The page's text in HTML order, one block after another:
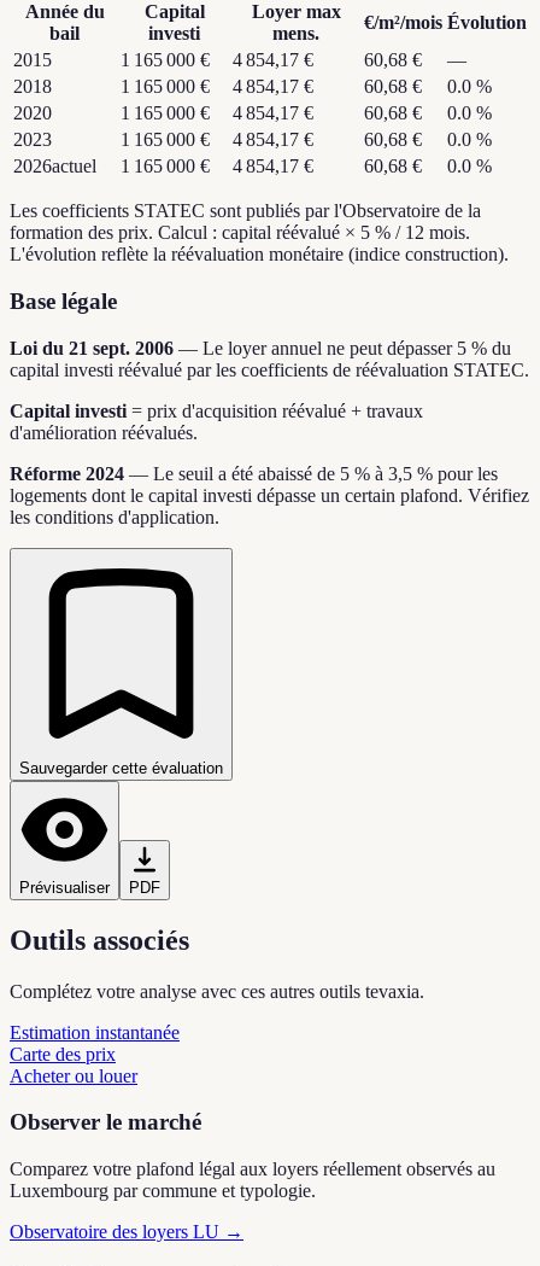
Année du
bail
Capital
investi
Loyer max
mens.
€/m²/mois Évolution
2015
1 165 000 € 4 854,17 € 60,68 €
—
2018
1 165 000 € 4 854,17 € 60,68 € 0.0 %
2020
1 165 000 € 4 854,17 € 60,68 € 0.0 %
2023
1 165 000 € 4 854,17 € 60,68 € 0.0 %
2026actuel 1 165 000 € 4 854,17 € 60,68 € 0.0 %
Les coefficients STATEC sont publiés par l'Observatoire de la
formation des prix. Calcul : capital réévalué × 5 % / 12 mois.
L'évolution reflète la réévaluation monétaire (indice construction).
Base légale
Loi du 21 sept. 2006 — Le loyer annuel ne peut dépasser 5 % du
capital investi réévalué par les coefficients de réévaluation STATEC.
Capital investi = prix d'acquisition réévalué + travaux
d'amélioration réévalués.
Réforme 2024 — Le seuil a été abaissé de 5 % à 3,5 % pour les
logements dont le capital investi dépasse un certain plafond. Vérifiez
les conditions d'application.
Sauvegarder cette évaluation
Prévisualiser PDF
Outils associés
Complétez votre analyse avec ces autres outils tevaxia.
Estimation instantanée
Carte des prix
Acheter ou louer
Observer le marché
Comparez votre plafond légal aux loyers réellement observés au
Luxembourg par commune et typologie.
Observatoire des loyers LU →